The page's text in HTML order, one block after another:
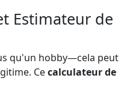
Estimateur de
qu'un hobby—cela peut
Cecalculateur de